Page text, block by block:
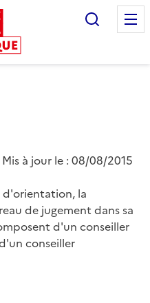
à jour le : 08/08/2015
la
de jugement dans sa
d'un conseiller
conseiller